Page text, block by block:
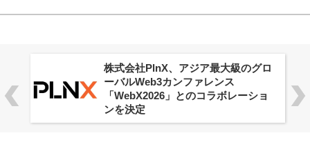
株式会社PlnX、アジア最大級のグロ
ーバルWeb3カンファレンス
「WebX2026」とのコラボレーショ
ンを決定